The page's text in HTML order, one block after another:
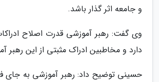
و جامعه اثر گذار باشد.
وی گفت: رهبر آموزشی قدرت اصلاح
دارد و مخاطبین ادراک مثبتی از این رهبر
حسینی توضیح داد: رهبر آموزشی به جای